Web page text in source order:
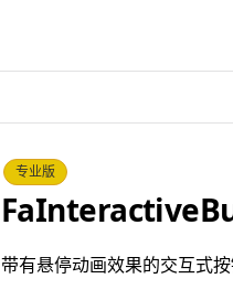
专业版
带有悬停动画效果的交互式